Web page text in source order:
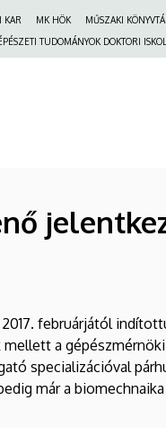
KAR MK HÖK
MŰSZAKI
TUDOMÁNYOK DOKTORI
februárjától
a
specializációval
már a